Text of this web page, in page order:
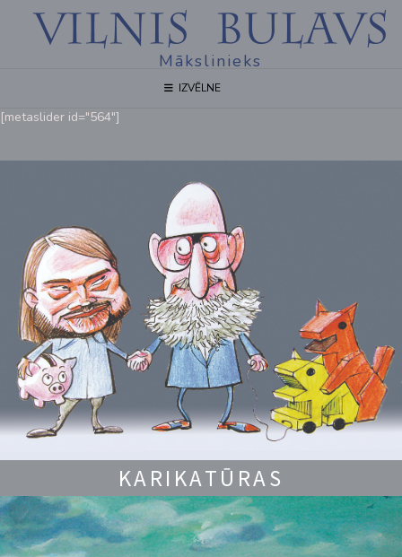
Mākslinieks
IZVĒLNE
[metaslider id="564"]
KARIKATŪRAS